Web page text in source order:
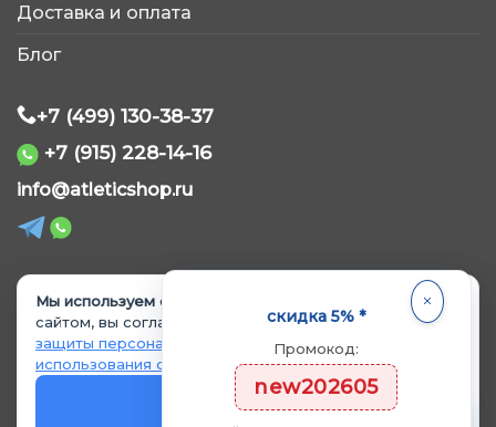
Доставка и оплата
Блог
+7 (499) 130-38-37
+7 (915) 228-14-16
info@atleticshop.ru
Мы используем cookie.
Продолжая пользоваться
сайтом, вы соглашаетесь с
Политикой обработки и
защиты персональных данных
иПолитикой
использования cookie
OK
© 2026 «AtleticShop». Все права защищены
Политика обработки персональных данных
Политика использования cookie
скидка 5% *
Промокод:
new202605